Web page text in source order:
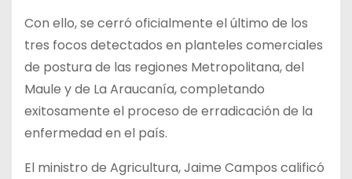
Con ello, se cerró oficialmente el último de los
tres focos detectados en planteles comerciales
de postura de las regiones Metropolitana, del
Maule y de La Araucanía, completando
exitosamente el proceso de erradicación de la
enfermedad en el país.
El ministro de Agricultura, Jaime Campos calificó